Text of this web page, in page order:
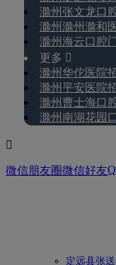
滁州张文龙口
滁州滁州滁和
滁州海云口腔
更多 
滁州华佗医院
滁州平安医院
滁州曹士海口
滁州南湖花园

微信朋友圈微信好友
定远县张